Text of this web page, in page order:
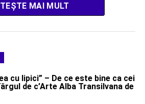
MAI MULT
cu lipici” – De ce este bine ca cei
de c’Arte Alba Transilvana de